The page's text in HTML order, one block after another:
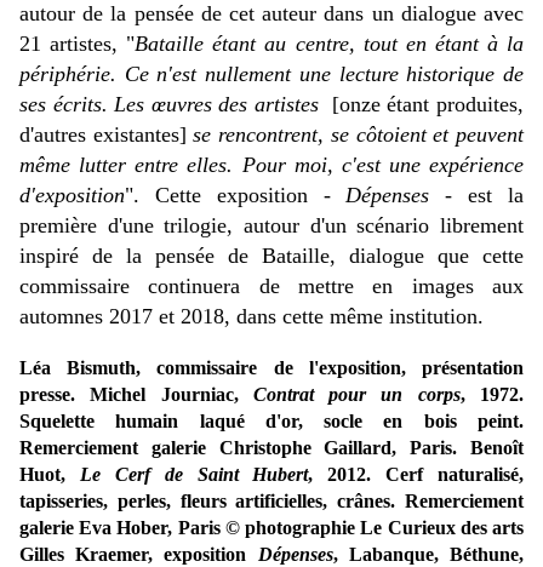
autour de la pensée de cet auteur dans un dialogue avec
21 artistes, "Bataille étant au centre, tout en étant à la
périphérie. Ce n'est nullement une lecture historique de
ses écrits. Les œuvres des artistes [onze étant produites,
d'autres existantes] se rencontrent, se côtoient et peuvent
même lutter entre elles. Pour moi, c'est une expérience
d'exposition". Cette exposition -Dépenses - est la
première d'une trilogie, autour d'un scénario librement
inspiré de la pensée de Bataille, dialogue que cette
commissaire continuera de mettre en images aux
automnes 2017 et 2018, dans cette même institution.
Léa Bismuth, commissaire de l'exposition, présentation
presse. Michel Journiac, Contrat pour un corps, 1972.
Squelette humain laqué d'or, socle en bois peint.
Remerciement galerie Christophe Gaillard, Paris. Benoît
Huot, Le Cerf de Saint Hubert, 2012. Cerf naturalisé,
tapisseries, perles, fleurs artificielles, crânes. Remerciement
galerie Eva Hober, Paris © photographie Le Curieux des arts
Gilles Kraemer, exposition Dépenses, Labanque, Béthune,